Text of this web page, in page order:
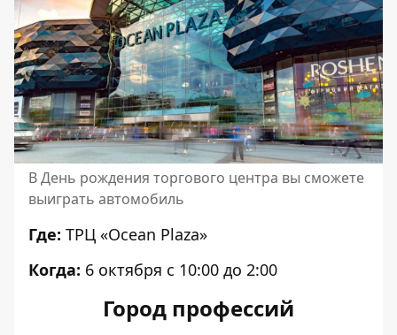
В День рождения торгового центра вы сможете
выиграть автомобиль
Где: ТРЦ «Ocean Plaza»
Когда: 6 октября с 10:00 до 2:00
Город профессий